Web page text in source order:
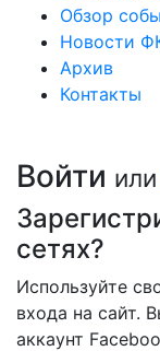
Обзор
Новости
Архив
Контакты
Войти или
сетях?
Используйте
входа на сайт.
аккаунт